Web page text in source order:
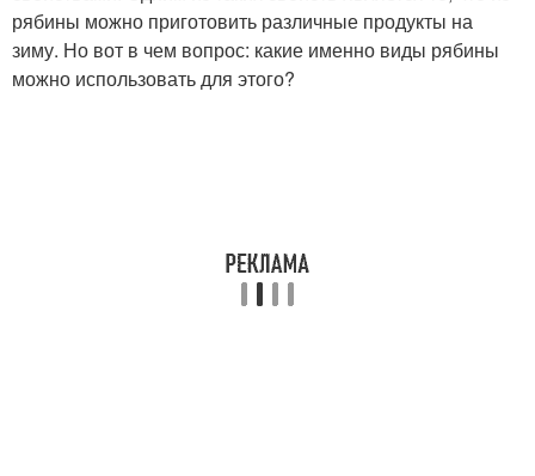
рябины можно приготовить различные продукты на
зиму. Но вот в чем вопрос: какие именно виды рябины
можно использовать для этого?